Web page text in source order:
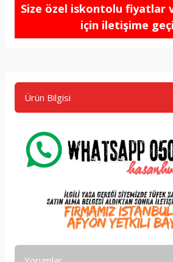
Size özel iskontolu fiyatlar
için iletişime
Ürün Bilgisi